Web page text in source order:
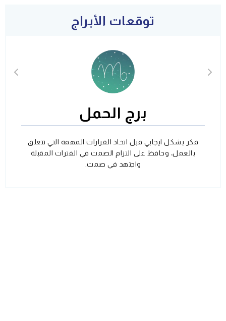
توقعات الأبراج
برج الحمل
فكر بشكل ايجابي قبل اتخاذ القرارات المهمة التي تتعلق
بالعمل، وحافظ على التزام الصمت في الفترات المقبلة
واجتهد في صمت.